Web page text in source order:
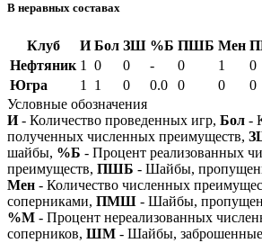
В неравных составах
Клуб И Бол ЗШ %Б ПШБ Мен
Нефтяник 1 0 0 - 0 1 0
Югра
1 1 0 0.0 0 0 0
Условные обозначения
И- Количество проведенных игр, Бол -
полученных численных преимуществ,
шайбы, %Б - Процент реализованных
преимуществ, ПШБ - Шайбы,
Мен - Количество численных
соперниками, ПМШ - Шайбы,
%М - Процент нереализованных
соперников, ШМ - Шайбы,